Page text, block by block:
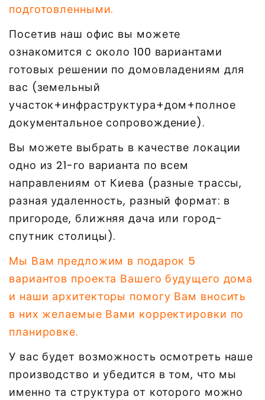
подготовленными.
Посетив наш офис вы можете
ознакомится с около 100 вариантами
готовых решении по домовладениям для
вас (земельный
участок+инфраструктура+дом+полное
документальное сопровождение).
Вы можете выбрать в качестве локации
одно из 21-го варианта по всем
направлениям от Киева (разные трассы,
разная удаленность, разный формат: в
пригороде, ближняя дача или город-
спутник столицы).
Мы Вам предложим в подарок 5
вариантов проекта Вашего будущего дома
и наши архитекторы помогу Вам вносить
в них желаемые Вами корректировки по
планировке.
У вас будет возможность осмотреть наше
производство и убедится в том, что мы
именно та структура от которого можно